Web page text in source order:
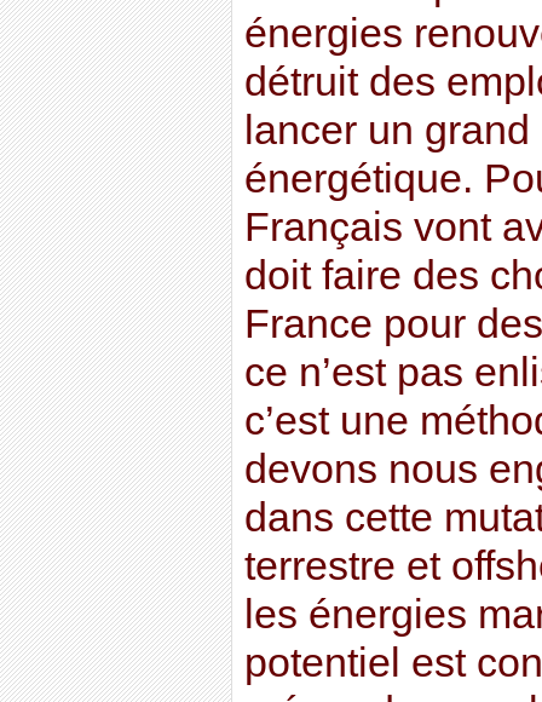
énergies
détruit des
lancer un
énergétique.
Français vont
doit faire des
France pour
ce n’est pas
c’est une
devons nous
dans cette
terrestre et
les énergies
potentiel est